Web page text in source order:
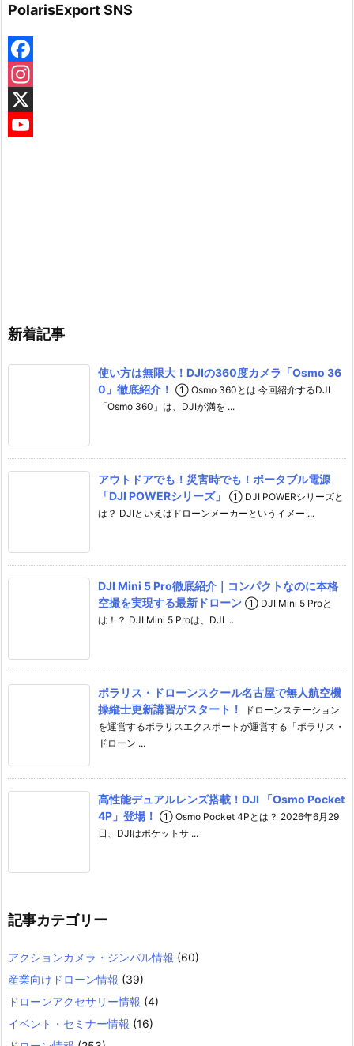
PolarisExport SNS
F
a
cnX
C
新着記事
使い方は無限大！DJIの360度カメラ「Osmo 36
0」徹底紹介！ ① Osmo 360とは 今回紹介するDJI
「Osmo 360」は、DJIが満を ...
アウトドアでも！災害時でも！ポータブル電源
「DJI POWERシリーズ」
① DJI POWERシリーズと
は？ DJIといえばドローンメーカーというイメー ...
DJI Mini 5 Pro徹底紹介｜コンパクトなのに本格
空撮を実現する最新ドローン ① DJI Mini 5 Proと
は！？ DJI Mini 5 Proは、DJI ...
ポラリス・ドローンスクール名古屋で無人航空機
操縦士更新講習がスタート！
ドローンステーション
を運営するポラリスエクスポートが運営する「ポラリス・
ドローン ...
高性能デュアルレンズ搭載！DJI 「Osmo Pocket
4P」登場！ ① Osmo Pocket 4Pとは？ 2026年6月29
日、DJIはポケットサ ...
記事カテゴリー
アクションカメラ・ジンバル情報 (60)
産業向けドローン情報 (39)
ドローンアクセサリー情報 (4)
イベント・セミナー情報 (16)